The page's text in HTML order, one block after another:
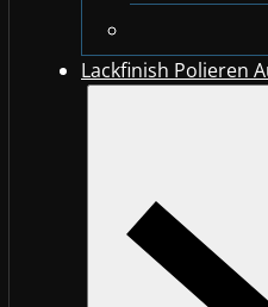
Lackfinish Polieren